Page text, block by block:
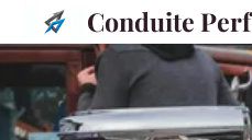
Conduite Perf